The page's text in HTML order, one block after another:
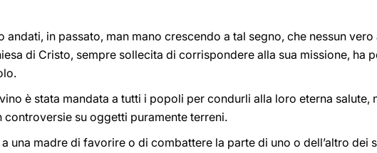
in passato, man mano crescendo a tal segno, che nessun vero
di Cristo, sempre sollecita di corrispondere alla sua missione, ha
è stata mandata a tutti i popoli per condurli alla loro eterna salute,
controversie su oggetti puramente terreni.
una madre di favorire o di combattere la parte di uno o dell’altro dei